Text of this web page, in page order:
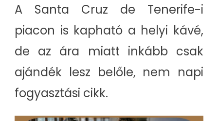
A Santa Cruz de Tenerife-i
piacon is kapható a helyi kávé,
de az ára miatt inkább csak
ajándék lesz belőle, nem napi
fogyasztási cikk.